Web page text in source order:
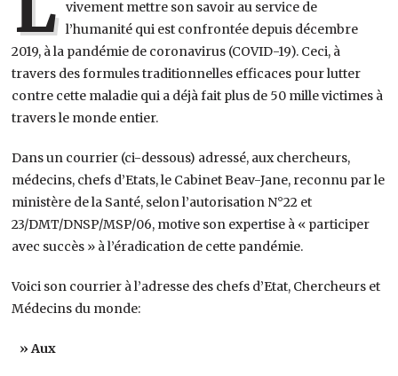
vivement mettre son savoir au service de
l’humanité qui est confrontée depuis décembre
2019, à la pandémie de coronavirus (COVID-19). Ceci, à
travers des formules traditionnelles efficaces pour lutter
contre cette maladie qui a déjà fait plus de 50 mille victimes à
travers le monde entier.
Dans un courrier (ci-dessous) adressé, aux chercheurs,
médecins, chefs d’Etats, le Cabinet Beav-Jane, reconnu par le
ministère de la Santé, selon l’autorisation N°22 et
23/DMT/DNSP/MSP/06, motive son expertise à « participer
avec succès » à l’éradication de cette pandémie.
Voici son courrier à l’adresse des chefs d’Etat, Chercheurs et
Médecins du monde:
» Aux